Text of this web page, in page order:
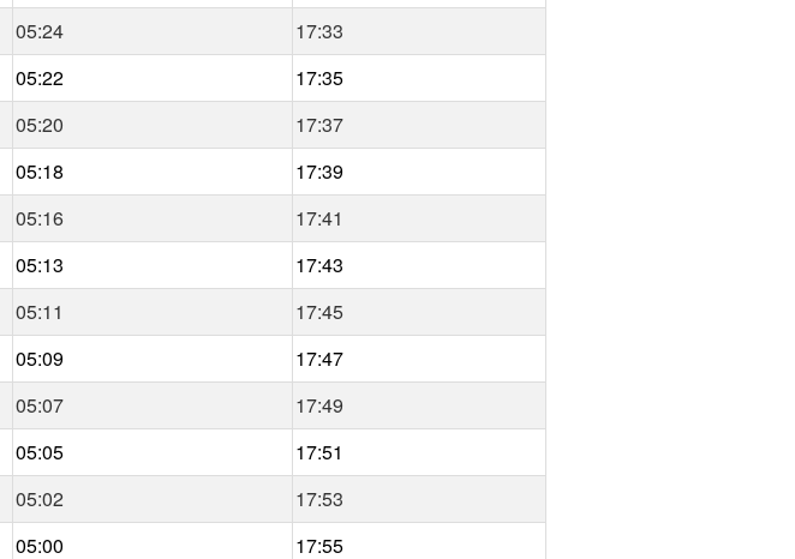
05:24
17:33
05:22
17:35
05:20
17:37
05:18
17:39
05:16
17:41
05:13
17:43
05:11
17:45
05:09
17:47
05:07
17:49
05:05
17:51
05:02
17:53
05:00 17:55